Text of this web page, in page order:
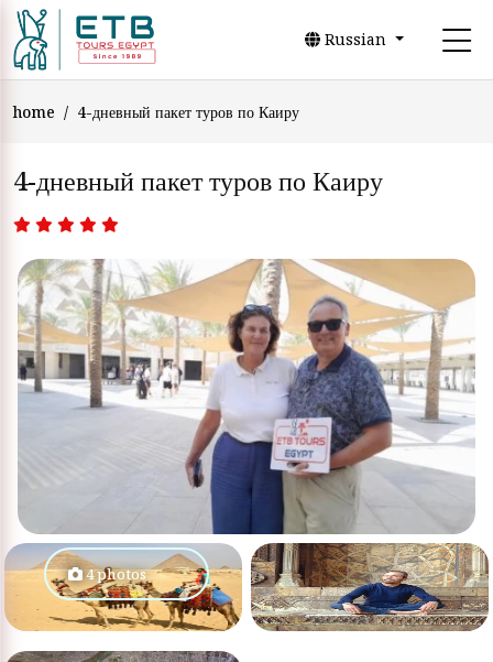
Russian
home 4-дневный пакет туров по Каиру
4-дневный пакет туров по Каиру
4 photos